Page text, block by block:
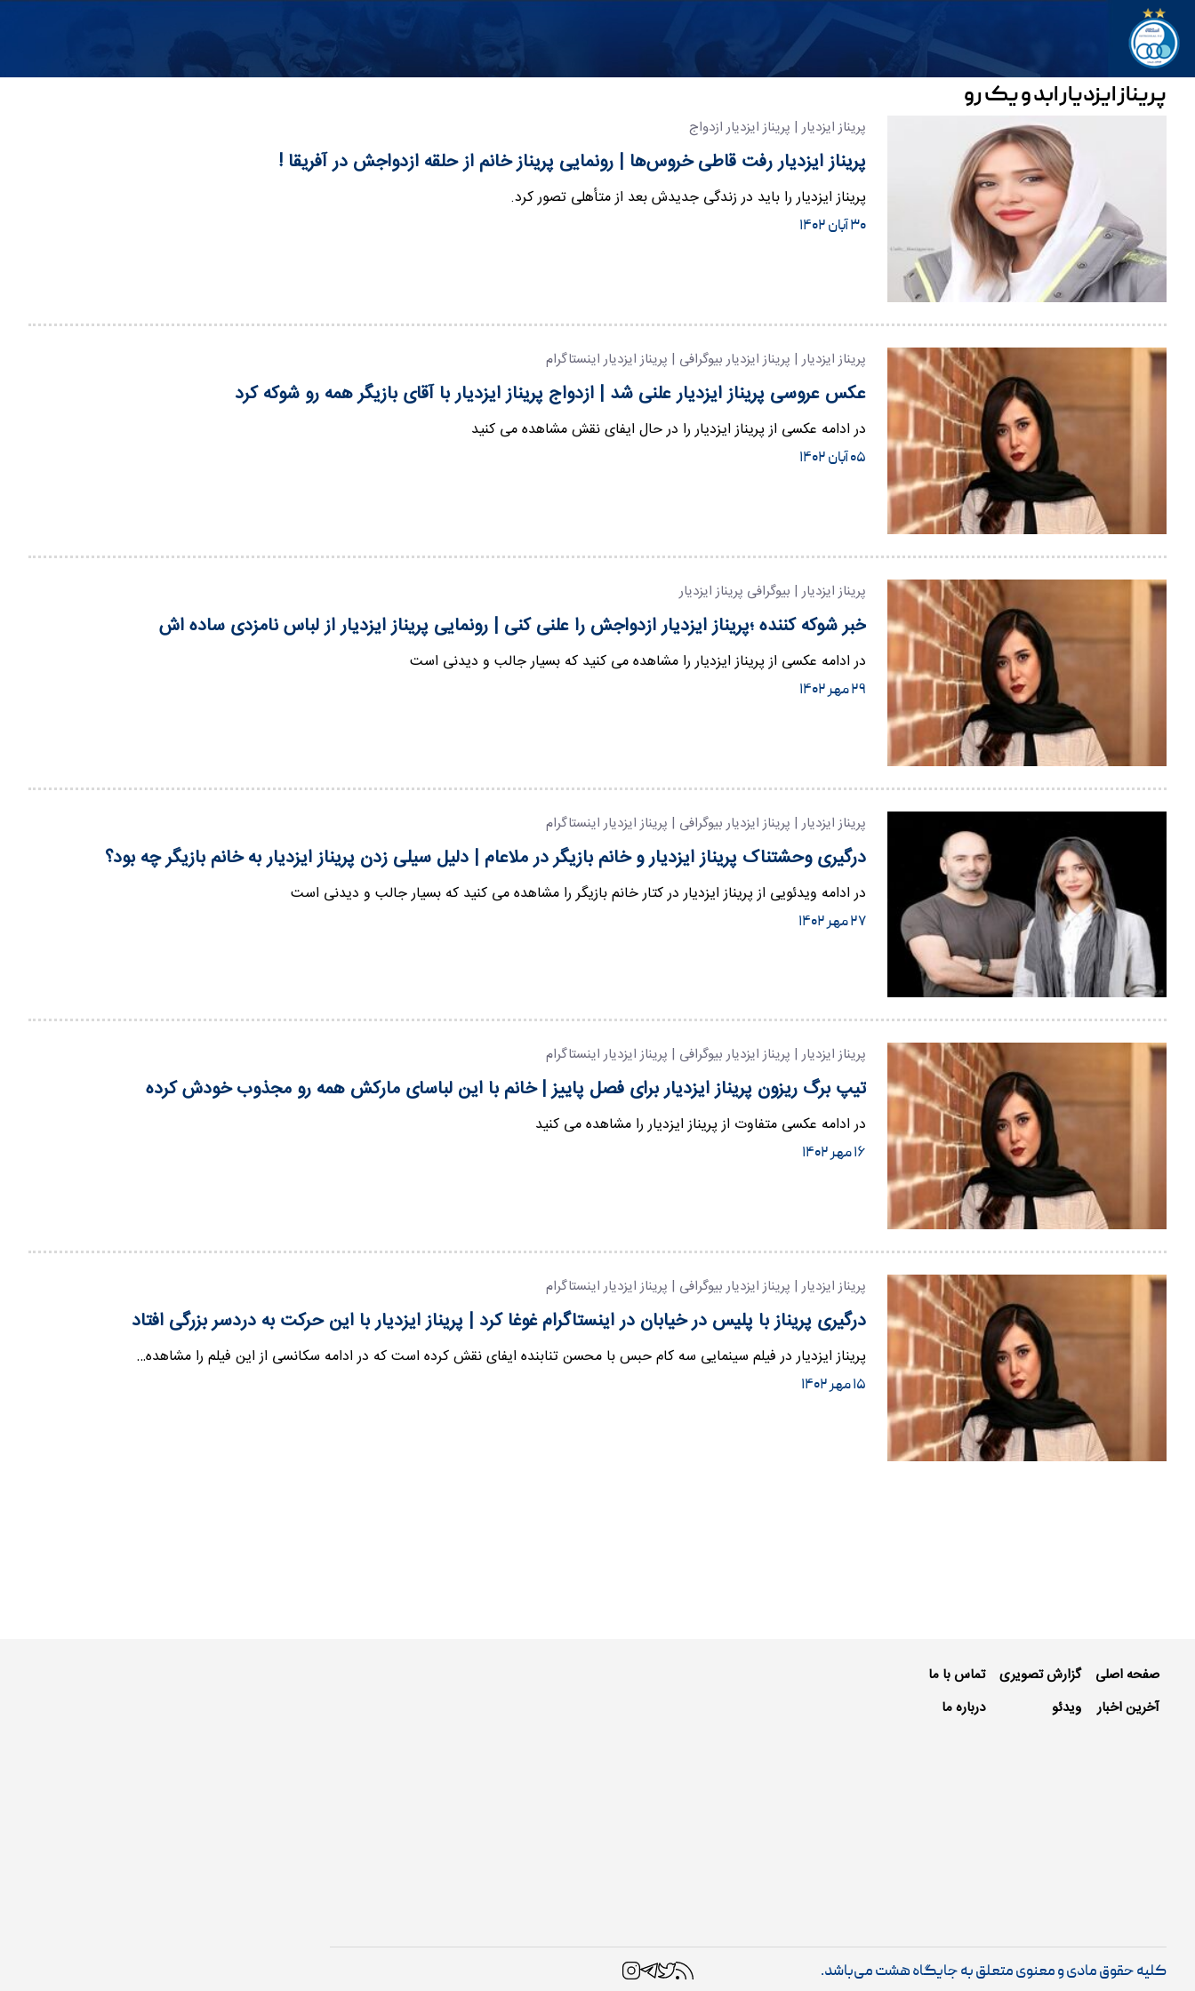
پریناز ایزدیار ابد و یک رو
پریناز ایزدیار | پریناز ایزدیار ازدواج
پریناز ایزدیار رفت قاطی خروس‌ها | رونمایی پریناز خانم از حلقه ازدواجش در آفریقا !
پریناز ایزدیار را باید در زندگی جدیدش بعد از متأهلی تصور کرد.
۳۰ آبان ۱۴۰۲
پریناز ایزدیار | پریناز ایزدیار بیوگرافی | پریناز ایزدیار اینستاگرام
عکس عروسی پریناز ایزدیار علنی شد | ازدواج پریناز ایزدیار با آقای بازیگر همه رو شوکه کرد
در ادامه عکسی از پریناز ایزدیار را در حال ایفای نقش مشاهده می کنید
۰۵ آبان ۱۴۰۲
پریناز ایزدیار | بیوگرافی پریناز ایزدیار
خبر شوکه کننده ؛پریناز ایزدیار ازدواجش را علنی کنی | رونمایی پریناز ایزدیار از لباس نامزدی ساده اش
در ادامه عکسی از پریناز ایزدیار را مشاهده می کنید که بسیار جالب و دیدنی است
۲۹ مهر ۱۴۰۲
پریناز ایزدیار | پریناز ایزدیار بیوگرافی | پریناز ایزدیار اینستاگرام
درگیری وحشتناک پریناز ایزدیار و خانم بازیگر در ملاعام | دلیل سیلی زدن پریناز ایزدیار به خانم بازیگر چه بود؟
در ادامه ویدئویی از پریناز ایزدیار در کتار خانم بازیگر را مشاهده می کنید که بسیار جالب و دیدنی است
۲۷ مهر ۱۴۰۲
پریناز ایزدیار | پریناز ایزدیار بیوگرافی | پریناز ایزدیار اینستاگرام
تیپ برگ ریزون پریناز ایزدیار برای فصل پاییز | خانم با این لباسای مارکش همه رو مجذوب خودش کرده
در ادامه عکسی متفاوت از پریناز ایزدیار را مشاهده می کنید
۱۶ مهر ۱۴۰۲
پریناز ایزدیار | پریناز ایزدیار بیوگرافی | پریناز ایزدیار اینستاگرام
درگیری پریناز با پلیس در خیابان در اینستاگرام غوغا کرد | پریناز ایزدیار با این حرکت به دردسر بزرگی افتاد
پریناز ایزدیار در فیلم سینمایی سه کام حبس با محسن تنابنده ایفای نقش کرده است که در ادامه سکانسی از این فیلم را مشاهده…
۱۵ مهر ۱۴۰۲
صفحه اصلی
آخرین اخبار
گزارش تصویری
ویدئو
تماس با ما
درباره ما
کلیه حقوق مادی و معنوی متعلق به جایگاه هشت می‌باشد.